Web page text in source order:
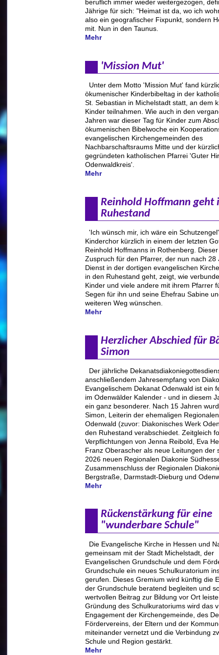
beruflich immer wieder weitergezogen,
Jährige für sich: "Heimat ist da, wo ich
also ein geografischer Fixpunkt, sondern
mit. Nun in den Taunus.
Mehr
'Mission Mut'
Unter dem Motto 'Mission Mut' fand
ökumenischer Kinderbibeltag in der
St. Sebastian in Michelstadt statt, an dem
Kinder teilnahmen. Wie auch in den
Jahren war dieser Tag für Kinder zum
ökumenischen Bibelwoche ein
evangelischen Kirchengemeinden des
Nachbarschaftsraums Mitte und der
gegründeten katholischen Pfarrei 'Guter
Odenwaldkreis'.
Mehr
Reinhold Hoffmann geht
Ruhestand
'Ich wünsch mir, ich wäre ein
Kinderchor kürzlich in einem der letzten
Reinhold Hoffmanns in Rothenberg.
Zuspruch für den Pfarrer, der nun nach 28
Dienst in der dortigen evangelischen
in den Ruhestand geht, zeigt, wie
Kinder und viele andere mit ihrem Pfarrer
Segen für ihn und seine Ehefrau Sabine
weiteren Weg wünschen.
Mehr
Herzlicher Abschied für
Simon
Der jährliche
anschließendem Jahresempfang von
Evangelischem Dekanat Odenwald ist ein
im Odenwälder Kalender - und in diesem
ein ganz besonderer. Nach 15 Jahren
Simon, Leiterin der ehemaligen
Odenwald (zuvor: Diakonisches Werk
den Ruhestand verabschiedet. Zeitgleich
Verpflichtungen von Jenna Reibold, Eva
Franz Oberascher als neue Leitungen der
2026 neuen Regionalen Diakonie
Zusammenschluss der Regionalen
Bergstraße, Darmstadt-Dieburg und
Mehr
Rückenstärkung für eine
"wunderbare Schule"
Die Evangelische Kirche in Hessen und
gemeinsam mit der Stadt Michelstadt, der
Evangelischen Grundschule und dem
Grundschule ein neues Schulkuratorium
gerufen. Dieses Gremium wird künftig die
der Grundschule beratend begleiten und
wertvollen Beitrag zur Bildung vor Ort
Gründung des Schulkuratoriums wird das
Engagement der Kirchengemeinde, des
Fördervereins, der Eltern und der
miteinander vernetzt und die Verbindung
Schule und Region gestärkt.
Mehr